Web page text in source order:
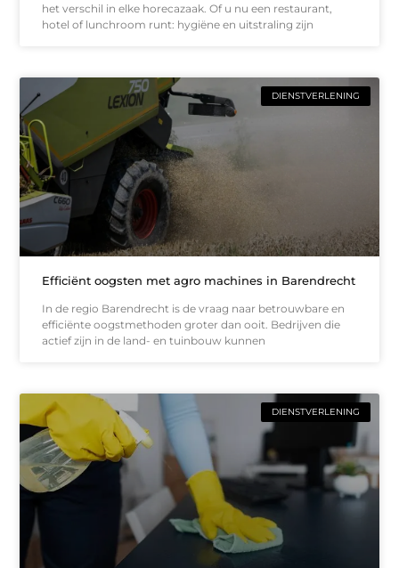
het verschil in elke horecazaak. Of u nu een restaurant,
hotel of lunchroom runt: hygiëne en uitstraling zijn
DIENSTVERLENING
Efficiënt oogsten met agro machines in Barendrecht
In de regio Barendrecht is de vraag naar betrouwbare en
efficiënte oogstmethoden groter dan ooit. Bedrijven die
actief zijn in de land- en tuinbouw kunnen
DIENSTVERLENING